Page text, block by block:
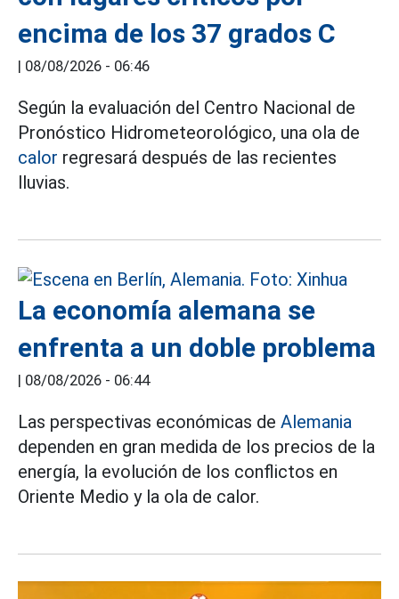
encima de los 37 grados C
| 08/08/2026 - 06:46
Según la evaluación del Centro Nacional de
Pronóstico Hidrometeorológico, una ola de
calor regresará después de las recientes
lluvias.
La economía alemana se
enfrenta a un doble problema
| 08/08/2026 - 06:44
Las perspectivas económicas de Alemania
dependen en gran medida de los precios de la
energía, la evolución de los conflictos en
Oriente Medio y la ola de calor.